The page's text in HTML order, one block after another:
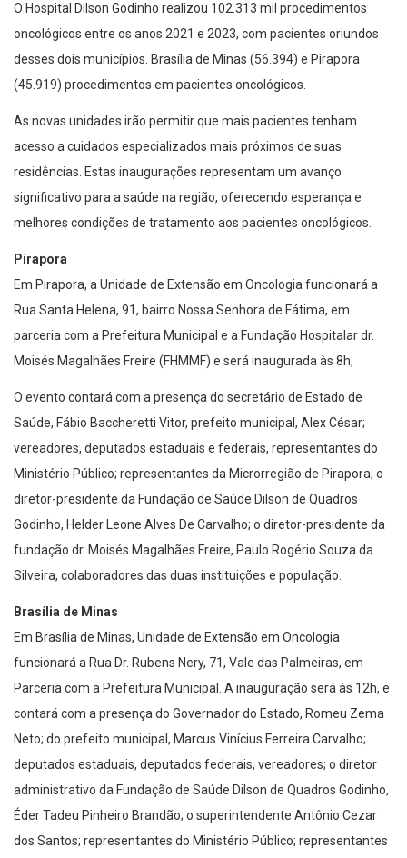
O Hospital Dilson Godinho realizou 102.313 mil procedimentos
oncológicos entre os anos 2021 e 2023, com pacientes oriundos
desses dois municípios. Brasília de Minas (56.394) e Pirapora
(45.919) procedimentos em pacientes oncológicos.
As novas unidades irão permitir que mais pacientes tenham
acesso a cuidados especializados mais próximos de suas
residências. Estas inaugurações representam um avanço
significativo para a saúde na região, oferecendo esperança e
melhores condições de tratamento aos pacientes oncológicos.
Pirapora
Em Pirapora, a Unidade de Extensão em Oncologia funcionará a
Rua Santa Helena, 91, bairro Nossa Senhora de Fátima, em
parceria com a Prefeitura Municipal e a Fundação Hospitalar dr.
Moisés Magalhães Freire (FHMMF) e será inaugurada às 8h,
O evento contará com a presença do secretário de Estado de
Saúde, Fábio Baccheretti Vitor, prefeito municipal, Alex César;
vereadores, deputados estaduais e federais, representantes do
Ministério Público; representantes da Microrregião de Pirapora; o
diretor-presidente da Fundação de Saúde Dilson de Quadros
Godinho, Helder Leone Alves De Carvalho; o diretor-presidente da
fundação dr. Moisés Magalhães Freire, Paulo Rogério Souza da
Silveira, colaboradores das duas instituições e população.
Brasília de Minas
Em Brasília de Minas, Unidade de Extensão em Oncologia
funcionará a Rua Dr. Rubens Nery, 71, Vale das Palmeiras, em
Parceria com a Prefeitura Municipal. A inauguração será às 12h, e
contará com a presença do Governador do Estado, Romeu Zema
Neto; do prefeito municipal, Marcus Vinícius Ferreira Carvalho;
deputados estaduais, deputados federais, vereadores; o diretor
administrativo da Fundação de Saúde Dilson de Quadros Godinho,
Éder Tadeu Pinheiro Brandão; o superintendente Antônio Cezar
dos Santos; representantes do Ministério Público; representantes